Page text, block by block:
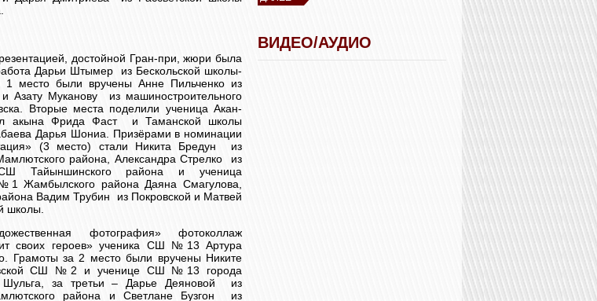
достойной Гран-при, жюри была
Дарьи Штымер из Бескольской школы-
1 место были вручены Анне Пильченко из
Азату Муканову из машиностроительного
Вторые места поделили ученица Акан-
акына Фрида Фаст и Таманской школы
Дарья Шониа. Призёрами в номинации
(3 место) стали Никита Бредун из
района, Александра Стрелко из
СШ Тайыншинского района и ученица
Жамбылского района Даяна Смагулова,
Вадим Трубин из Покровской и Матвей
школы.
фотография» фотоколлаж
своих героев» ученика СШ №13 Артура
Грамоты за 2 место были вручены Никите
СШ №2 и ученице СШ №13 города
Шульга, за третьи – Дарье Деяновой из
района и Светлане Бузгон из
ВИДЕО/АУДИО